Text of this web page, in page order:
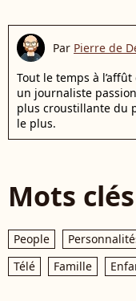
Par Pierre de
Tout le temps à
un journaliste
plus croustillante du
le plus.
Mots clés
People
Télé
Famille